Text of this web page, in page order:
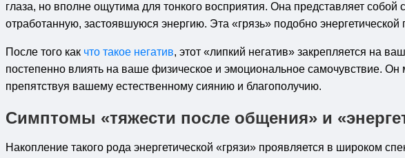
глаза, но вполне ощутима для тонкого восприятия. Она представляет
отработанную, застоявшуюся энергию. Эта «грязь» подобно
После того как что такое негатив, этот «липкий негатив» закрепляется на
постепенно влиять на ваше физическое и эмоциональное самочувствие.
препятствуя вашему естественному сиянию и благополучию.
Симптомы «тяжести после общения» и
Накопление такого рода энергетической «грязи» проявляется в широком